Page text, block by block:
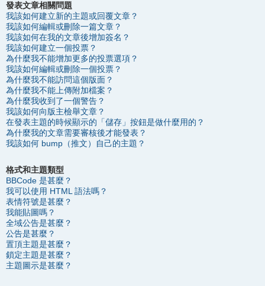
發表文章相關問題
我該如何建立新的主題或回覆文章？
我該如何編輯或刪除一篇文章？
我該如何在我的文章後增加簽名？
我該如何建立一個投票？
為什麼我不能增加更多的投票選項？
我該如何編輯或刪除一個投票？
為什麼我不能訪問這個版面？
為什麼我不能上傳附加檔案？
為什麼我收到了一個警告？
我該如何向版主檢舉文章？
在發表主題的時候顯示的「儲存」按鈕是做什麼用的？
為什麼我的文章需要審核後才能發表？
我該如何 bump（推文）自己的主題？
格式和主題類型
BBCode 是甚麼？
我可以使用 HTML 語法嗎？
表情符號是甚麼？
我能貼圖嗎？
全域公告是甚麼？
公告是甚麼？
置頂主題是甚麼？
鎖定主題是甚麼？
主題圖示是甚麼？